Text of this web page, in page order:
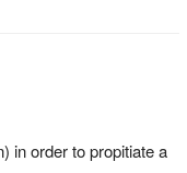
in order to propitiate a